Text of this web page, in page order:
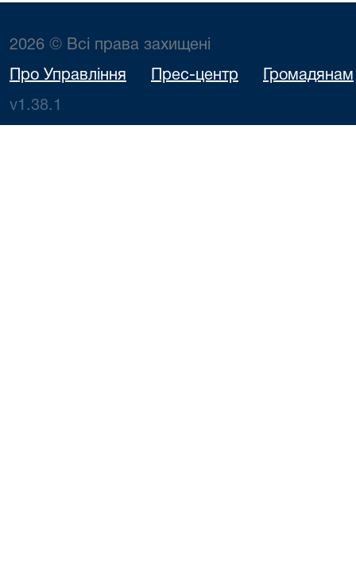
2026 © Всі права захищені
Про Управління Прес-центр Громадянам
v1.38.1